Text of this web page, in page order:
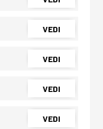
VEDI
VEDI
VEDI
VEDI